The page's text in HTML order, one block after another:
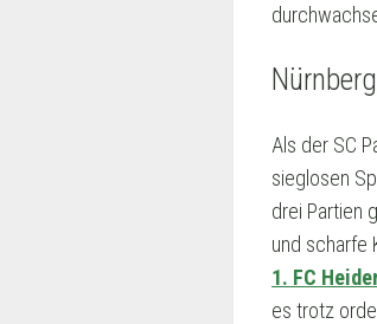
Als der SC
sieglosen
drei Partien
und scharfe
1. FC
es trotz